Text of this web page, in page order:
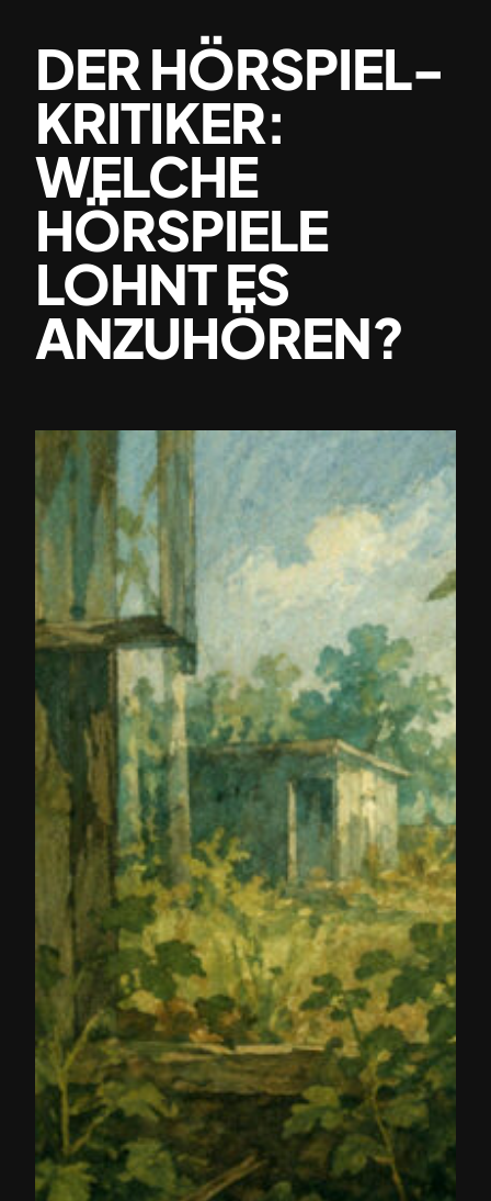
DER HÖRSPIEL-
KRITIKER:
WELCHE
HÖRSPIELE
LOHNT ES
ANZUHÖREN?